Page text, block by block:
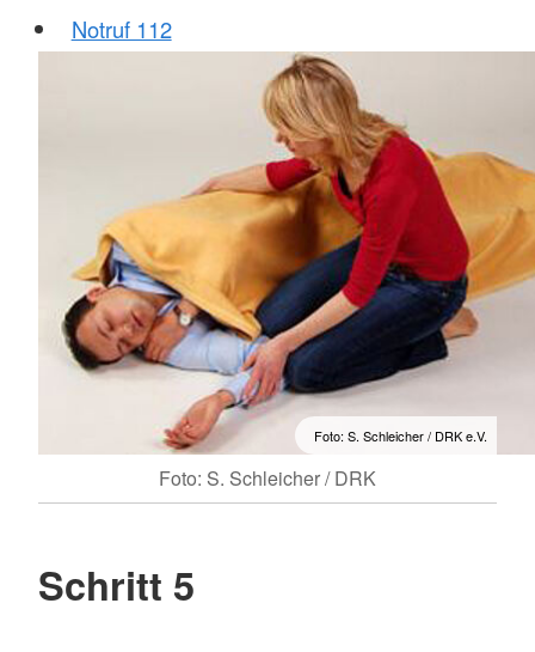
Notruf 112
Foto: S. Schleicher / DRK e.V.
Foto: S. Schleicher / DRK
Schritt 5